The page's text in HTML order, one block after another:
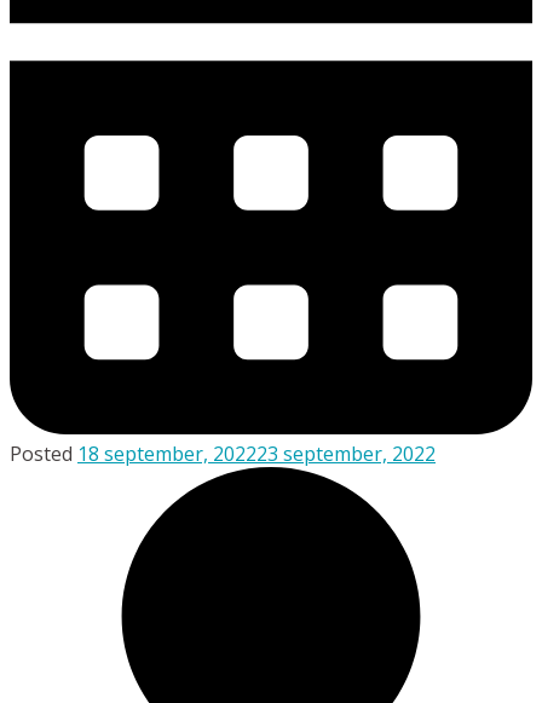
Posted 18 september, 202223 september, 2022